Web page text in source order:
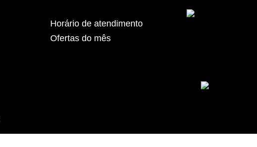
Horário de atendimento
Ofertas do mês